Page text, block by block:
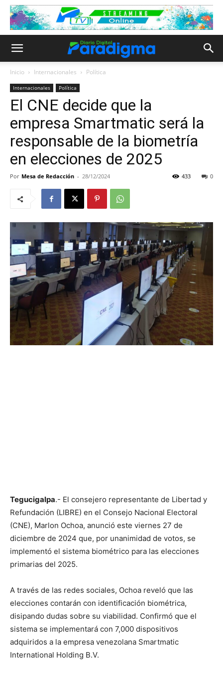
Inicio Internacionales Política
Internacionales Política
El CNE decide que la
empresa Smartmatic será la
responsable de la biometría
en elecciones de 2025
Por Mesa de Redacción - 28/12/2024 0
433
Tegucigalpa.- El consejero representante de Libertad y
Refundación (LIBRE) en el Consejo Nacional Electoral
(CNE), Marlon Ochoa, anunció este viernes 27 de
diciembre de 2024 que, por unanimidad de votos, se
implementó el sistema biométrico para las elecciones
primarias del 2025.
A través de las redes sociales, Ochoa reveló que las
elecciones contarán con identificación biométrica,
disipando dudas sobre su viabilidad. Confirmó que el
sistema se implementará con 7,000 dispositivos
adquiridos a la empresa venezolana Smartmatic
International Holding B.V.